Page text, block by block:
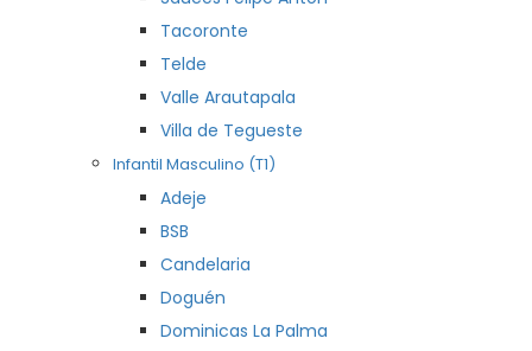
Tacoronte
Telde
Valle Arautapala
Villa de Tegueste
Infantil Masculino (T1)
Adeje
BSB
Candelaria
Doguén
Dominicas La Palma